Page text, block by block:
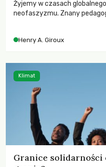
Żyjemy w czasach
neofaszyzmu. Znany
wychowają świadomych
Henry A. Giroux
Granice solidarności
Klimat